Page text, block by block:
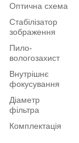
Оптична схема
Стабілізатор
зображення
Пило-
вологозахист
Внутрішнє
фокусування
Діаметр
фільтра
Комплектація